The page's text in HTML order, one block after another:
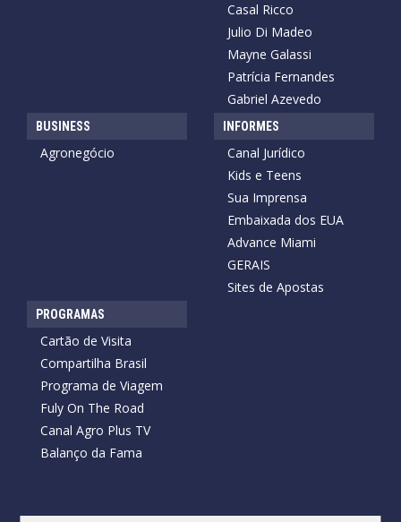
Casal Ricco
Julio Di Madeo
Mayne Galassi
Patrícia Fernandes
Gabriel Azevedo
BUSINESS
Agronegócio
INFORMES
Canal Jurídico
Kids e Teens
Sua Imprensa
Embaixada dos EUA
Advance Miami
GERAIS
Sites de Apostas
PROGRAMAS
Cartão de Visita
Compartilha Brasil
Programa de Viagem
Fuly On The Road
Canal Agro Plus TV
Balanço da Fama